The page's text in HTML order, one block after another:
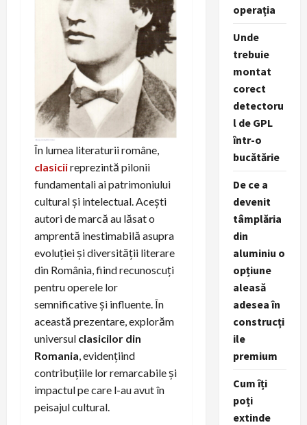
În lumea literaturii române,
clasiciireprezintă pilonii
fundamentali ai patrimoniului
cultural și intelectual. Acești
autori de marcă au lăsat o
amprentă inestimabilă asupra
evoluției și diversității literare
din România, fiind recunoscuți
pentru operele lor
semnificative și influente. În
această prezentare, explorăm
universul clasicilor din
Romania , evidențiind
contribuțiile lor remarcabile și
impactul pe care l-au avut în
peisajul cultural.
operația
Unde
trebuie
montat
corect
detectoru
l de GPL
într-o
bucătărie
De ce a
devenit
tâmplăria
din
aluminiu o
opțiune
aleasă
adesea în
construcți
ile
premium
Cum îți
poți
extinde